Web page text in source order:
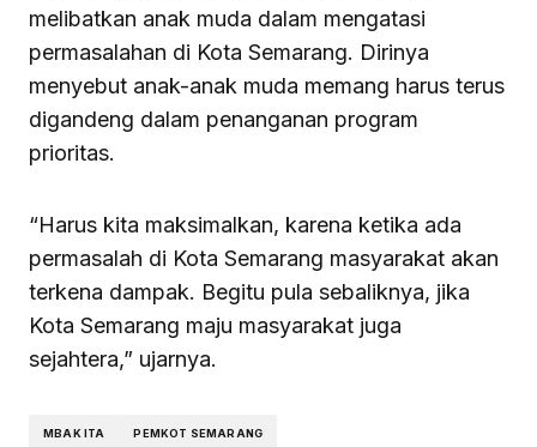
melibatkan anak muda dalam mengatasi
permasalahan di Kota Semarang. Dirinya
menyebut anak-anak muda memang harus terus
digandeng dalam penanganan program
prioritas.
“Harus kita maksimalkan, karena ketika ada
permasalah di Kota Semarang masyarakat akan
terkena dampak. Begitu pula sebaliknya, jika
Kota Semarang maju masyarakat juga
sejahtera,” ujarnya.
MBAK ITA PEMKOT SEMARANG